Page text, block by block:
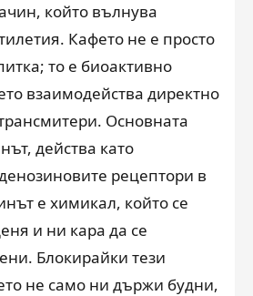
който вълнува
Кафето не е просто
то е биоактивно
взаимодейства директно
Основната
действа като
рецептори в
е химикал, който се
и ни кара да се
Блокирайки тези
не само ни държи будни,